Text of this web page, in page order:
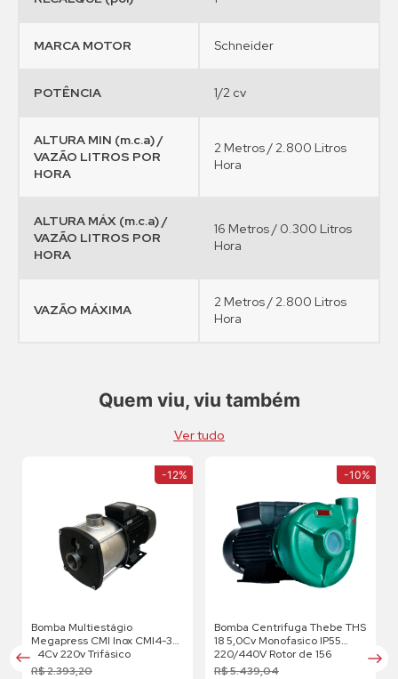
MARCA MOTOR Schneider
POTÊNCIA 1/2 cv
ALTURA MIN (m.c.a) /
VAZÃO LITROS POR
HORA
2 Metros / 2.800 Litros
Hora
ALTURA MÁX (m.c.a) /
VAZÃO LITROS POR
HORA
16 Metros / 0.300 Litros
Hora
VAZÃO MÁXIMA
2 Metros / 2.800 Litros
Hora
Quem viu, viu também
Ver tudo
-12%
Bomba Multiestágio
Megapress CMI Inox CMI4-3
1.4Cv 220v Trifásico
R$2.393,20
-10%
Bomba Centrifuga Thebe THS
18 5,0Cv Monofasico IP55
220/440V Rotor de 156
R$5.439,04